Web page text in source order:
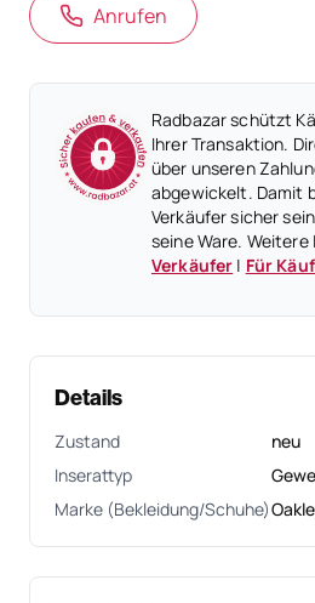
Anrufen
Radbazar schützt
Ihrer Transaktion.
über unseren
abgewickelt. Damit
Verkäufer sicher
seine Ware.
Verkäufer | Für
Details
Zustand
neu
Inserattyp
Marke (Bekleidung/Schuhe)